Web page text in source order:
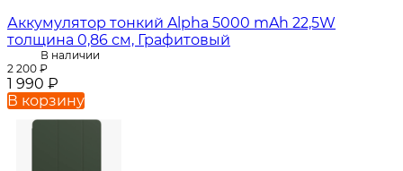
Аккумулятор тонкий Alpha 5000 mAh 22,5W
толщина 0,86 см, Графитовый
В наличии
2 200 ₽
1 990 ₽
В корзину